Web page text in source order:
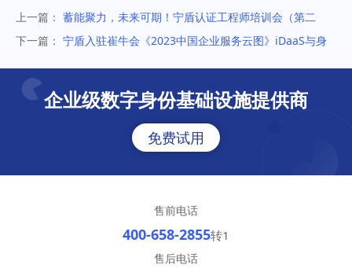
上一篇： 蓄能聚力，未来可期！宁盾认证工程师培训会（第二
期）圆满举行
下一篇： 宁盾入驻崔牛会《2023中国企业服务云图》iDaaS与身
企业级数字身份基础设施提供商
免费试用
售前电话
400-658-2855转1
售后电话